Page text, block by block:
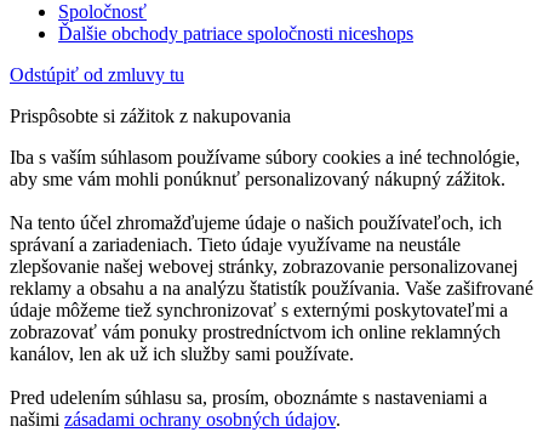
Spoločnosť
Ďalšie obchody patriace spoločnosti niceshops
Odstúpiť od zmluvy tu
Prispôsobte si zážitok z nakupovania
Iba s vaším súhlasom používame súbory cookies a iné technológie,
aby sme vám mohli ponúknuť personalizovaný nákupný zážitok.
Na tento účel zhromažďujeme údaje o našich používateľoch, ich
správaní a zariadeniach. Tieto údaje využívame na neustále
zlepšovanie našej webovej stránky, zobrazovanie personalizovanej
reklamy a obsahu a na analýzu štatistík používania. Vaše zašifrované
údaje môžeme tiež synchronizovať s externými poskytovateľmi a
zobrazovať vám ponuky prostredníctvom ich online reklamných
kanálov, len ak už ich služby sami používate.
Pred udelením súhlasu sa, prosím, oboznámte s nastaveniami a
našimi zásadami ochrany osobných údajov.